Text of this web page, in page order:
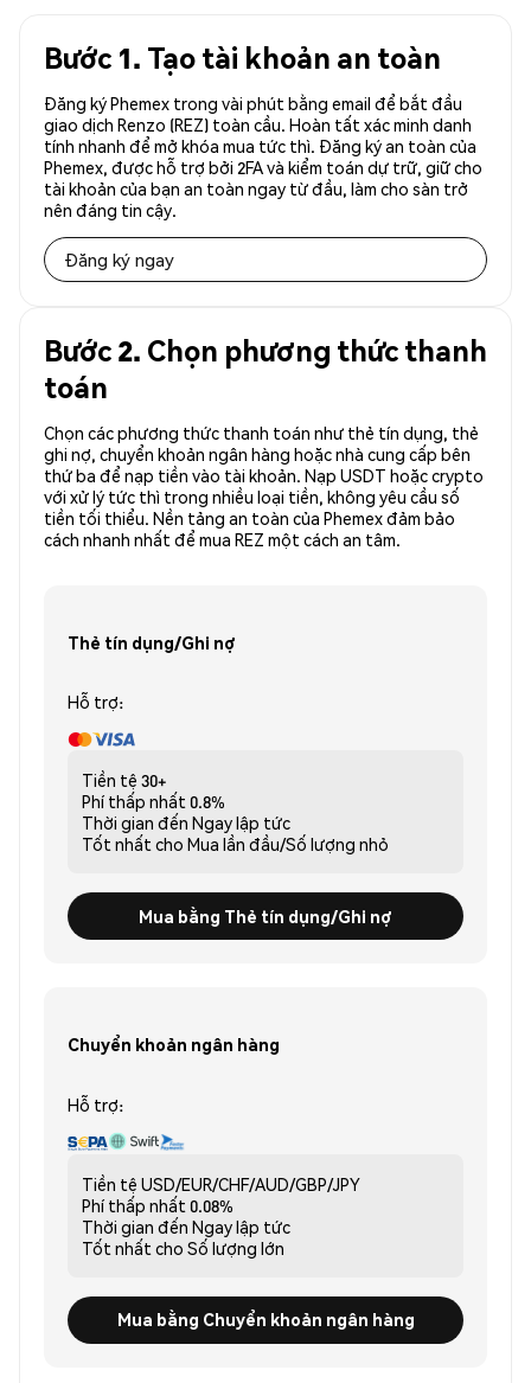
Bước 1. Tạo tài khoản an toàn
Đăng ký Phemex trong vài phút bằng email để bắt đầu
giao dịch Renzo (REZ) toàn cầu. Hoàn tất xác minh danh
tính nhanh để mở khóa mua tức thì. Đăng ký an toàn của
Phemex, được hỗ trợ bởi 2FA và kiểm toán dự trữ, giữ cho
tài khoản của bạn an toàn ngay từ đầu, làm cho sàn trở
nên đáng tin cậy.
Đăng ký ngay
Bước 2. Chọn phương thức thanh
toán
Chọn các phương thức thanh toán như thẻ tín dụng, thẻ
ghi nợ, chuyển khoản ngân hàng hoặc nhà cung cấp bên
thứ ba để nạp tiền vào tài khoản. Nạp USDT hoặc crypto
với xử lý tức thì trong nhiều loại tiền, không yêu cầu số
tiền tối thiểu. Nền tảng an toàn của Phemex đảm bảo
cách nhanh nhất để mua REZ một cách an tâm.
Thẻ tín dụng/Ghi nợ
Hỗ trợ:
Tiền tệ 30+
Phí thấp nhất 0.8%
Thời gian đến Ngay lập tức
Tốt nhất cho Mua lần đầu/Số lượng nhỏ
Mua bằng Thẻ tín dụng/Ghi nợ
Chuyển khoản ngân hàng
Hỗ trợ:
Tiền tệ USD/EUR/CHF/AUD/GBP/JPY
Phí thấp nhất 0.08%
Thời gian đến Ngay lập tức
Tốt nhất cho Số lượng lớn
Mua bằng Chuyển khoản ngân hàng